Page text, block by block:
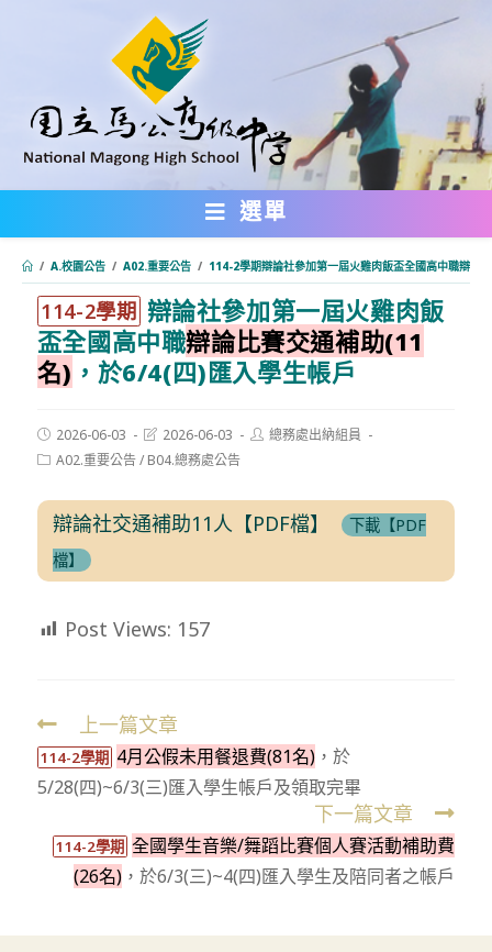
內
選單
/ A.校園公告 / A02.重要公告 / 114-2學期辯論社參加第一屆火雞肉飯盃全國高中職辯論
114-2學期 辯論社參加第一屆火雞肉飯
盃全國高中職辯論比賽交通補助(11
名) ，於6/4(四)匯入學生帳戶
Post
published:
2026-06-03
Post
modified:
2026-06-03
Post總務處出納組員
PostA02.重要公告/ B04.總務處公告
辯論社交通補助11人【PDF檔】
下載【PDF
檔】
Post Views: 157
Read
more
articles
上一篇文章
114-2學期 4月公假未用餐退費(81名) ，於
5/28(四)~6/3(三)匯入學生帳戶及領取完畢
下一篇文章
114-2學期 全國學生音樂/舞蹈比賽個人賽活動補助費
(26名) ，於6/3(三)~4(四)匯入學生及陪同者之帳戶